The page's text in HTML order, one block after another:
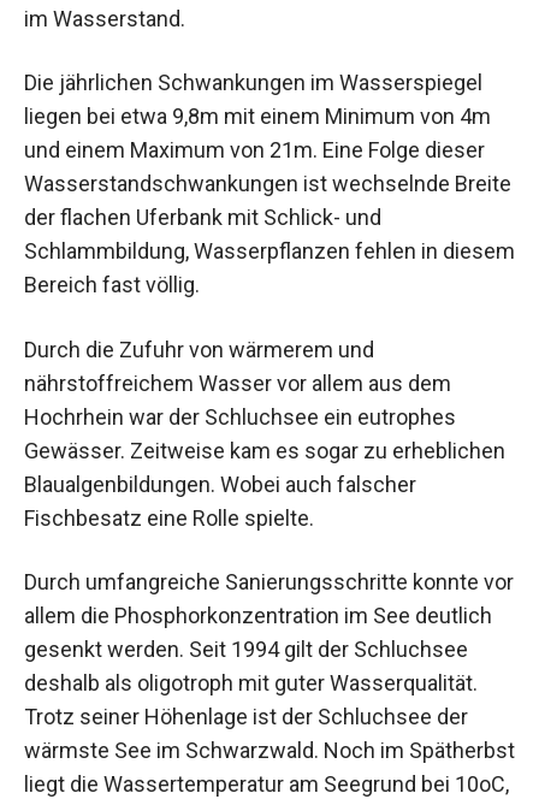
im Wasserstand.
Die jährlichen Schwankungen im Wasserspiegel
liegen bei etwa 9,8m mit einem Minimum von 4m
und einem Maximum von 21m. Eine Folge dieser
Wasserstandschwankungen ist wechselnde Breite
der flachen Uferbank mit Schlick- und
Schlammbildung, Wasserpflanzen fehlen in diesem
Bereich fast völlig.
Durch die Zufuhr von wärmerem und
nährstoffreichem Wasser vor allem aus dem
Hochrhein war der Schluchsee ein eutrophes
Gewässer. Zeitweise kam es sogar zu erheblichen
Blaualgenbildungen. Wobei auch falscher
Fischbesatz eine Rolle spielte.
Durch umfangreiche Sanierungsschritte konnte vor
allem die Phosphorkonzentration im See deutlich
gesenkt werden. Seit 1994 gilt der Schluchsee
deshalb als oligotroph mit guter Wasserqualität.
Trotz seiner Höhenlage ist der Schluchsee der
wärmste See im Schwarzwald. Noch im Spätherbst
liegt die Wassertemperatur am Seegrund bei 10oC,